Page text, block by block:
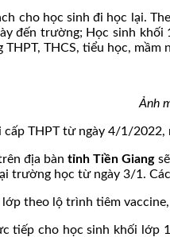
cho học sinh đi học lại.
đến trường; Học sinh
THCS, tiểu học,
Ảnh
THPT từ ngày 4/1/
địa bàntỉnh Tiền Giang
trường học từ ngày 3/1.
theo lộ trình tiêm
cho học sinh khối lớp